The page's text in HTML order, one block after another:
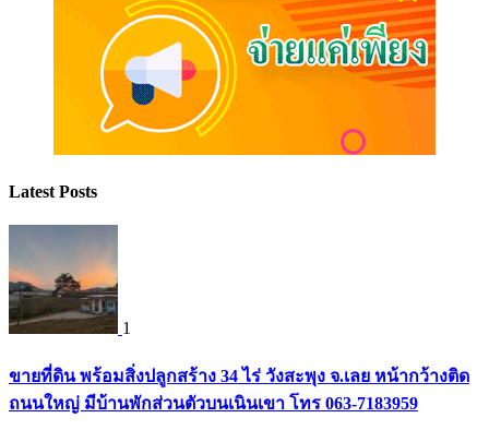
Latest Posts
1
ขายที่ดิน พร้อมสิ่งปลูกสร้าง 34 ไร่ วังสะพุง จ.เลย หน้ากว้างติด
ถนนใหญ่ มีบ้านพักส่วนตัวบนเนินเขา โทร 063-7183959